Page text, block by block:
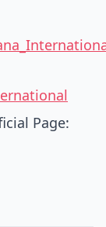
Page: